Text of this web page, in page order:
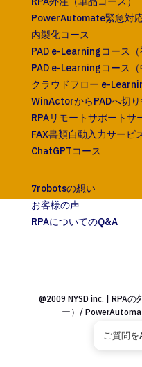
PowerAutomate緊急対
内製化コース
PAD e-Learningコース（
PAD e-Learningコース（
クラウドフロー e-
WinActorからPADへ切り
RPAリモートサポートサ
FAX書類自動入力サービ
ChatGPTコース
7robotsの想い
お客様の声
RPAについてのQ&A
@2009 NYSD inc. | RPA
ー）/
ご質問